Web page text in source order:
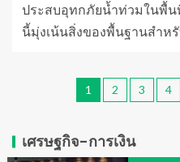
ประสบอุทกภัยน้ำท่วมในพื้น
นี้มุ่งเน้นสิ่งของพื้นฐานสำห
1 2 3 4
เศรษฐกิจ-การเงิน